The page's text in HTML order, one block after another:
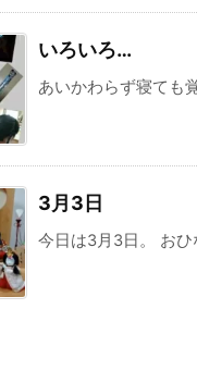
いろいろ…
あいかわらず寝ても
3月3日
今日は3月3日。 お